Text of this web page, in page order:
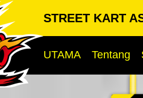
STREET KART
UTAMA Tentang